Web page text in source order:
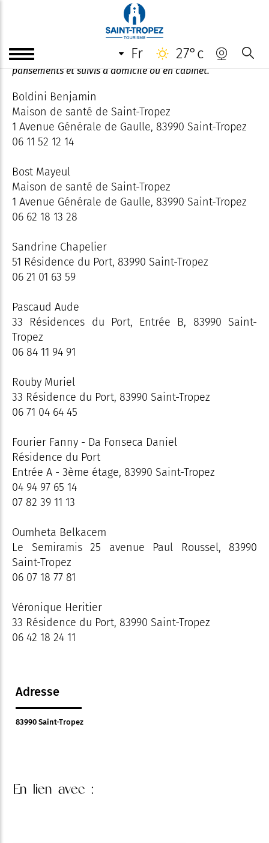
fr 27°c
Infirmier(e)s
Des infirmiers et infirmières libéraux assurent soins,
pansements et suivis à domicile ou en cabinet.
Boldini Benjamin
Maison de santé de Saint-Tropez
1 Avenue Générale de Gaulle, 83990 Saint-Tropez
06 11 52 12 14
Bost Mayeul
Maison de santé de Saint-Tropez
1 Avenue Générale de Gaulle, 83990 Saint-Tropez
06 62 18 13 28
Sandrine Chapelier
51 Résidence du Port, 83990 Saint-Tropez
06 21 01 63 59
Pascaud Aude
33 Résidences du Port, Entrée B, 83990 Saint-
Tropez
06 84 11 94 91
Rouby Muriel
33 Résidence du Port, 83990 Saint-Tropez
06 71 04 64 45
Fourier Fanny - Da Fonseca Daniel
Résidence du Port
Entrée A - 3ème étage, 83990 Saint-Tropez
04 94 97 65 14
07 82 39 11 13
Oumheta Belkacem
Le Semiramis 25 avenue Paul Roussel, 83990
Saint-Tropez
06 07 18 77 81
Véronique Heritier
33 Résidence du Port, 83990 Saint-Tropez
06 42 18 24 11
Adresse
83990 Saint-Tropez
En lien avec :